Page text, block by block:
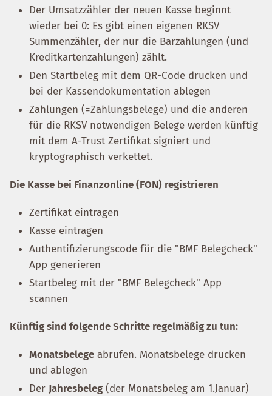
Der Umsatzzähler der neuen Kasse beginnt
wieder bei 0: Es gibt einen eigenen RKSV
Summenzähler, der nur die Barzahlungen (und
Kreditkartenzahlungen) zählt.
Den Startbeleg mit dem QR-Code drucken und
bei der Kassendokumentation ablegen
Zahlungen (=Zahlungsbelege) und die anderen
für die RKSV notwendigen Belege werden künftig
mit dem A-Trust Zertifikat signiert und
kryptographisch verkettet.
Die Kasse bei Finanzonline (FON) registrieren
Zertifikat eintragen
Kasse eintragen
Authentifizierungscode für die "BMF Belegcheck"
App generieren
Startbeleg mit der "BMF Belegcheck" App
scannen
Künftig sind folgende Schritte regelmäßig zu tun:
Monatsbelege abrufen. Monatsbelege drucken
und ablegen
Der Jahresbeleg (der Monatsbeleg am 1.Januar)